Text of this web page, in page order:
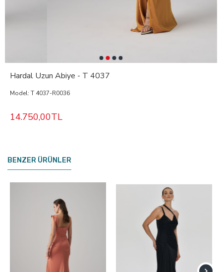
Hardal Uzun Abiye - T 4037
14.750,00TL
Model: T 4037-R0036
BENZER ÜRÜNLER